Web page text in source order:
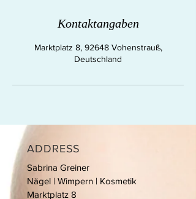
Kontaktangaben
Marktplatz 8, 92648 Vohenstrauß,
Deutschland
ADDRESS
Sabrina Greiner
Nägel | Wimpern | Kosmetik
Marktplatz 8